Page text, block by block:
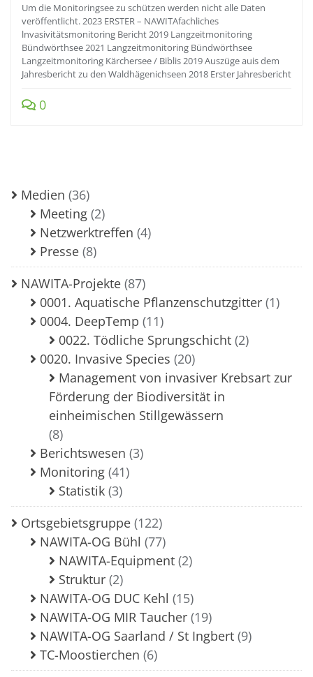
Um die Monitoringsee zu schützen werden nicht alle Daten
veröffentlicht. 2023 ERSTER – NAWITAfachliches
lnvasivitätsmonitoring Bericht 2019 Langzeitmonitoring
Bündwörthsee 2021 Langzeitmonitoring Bündwörthsee
Langzeitmonitoring Kärchersee / Biblis 2019 Auszüge auis dem
Jahresbericht zu den Waldhägenichseen 2018 Erster Jahresbericht
0
Medien (36)
Meeting (2)
Netzwerktreffen (4)
Presse (8)
NAWITA-Projekte (87)
0001. Aquatische Pflanzenschutzgitter (1)
0004. DeepTemp (11)
0022. Tödliche Sprungschicht (2)
0020. Invasive Species (20)
Management von invasiver Krebsart zur
Förderung der Biodiversität in
einheimischen Stillgewässern
(8)
Berichtswesen (3)
Monitoring (41)
Statistik (3)
Ortsgebietsgruppe (122)
NAWITA-OG Bühl (77)
NAWITA-Equipment (2)
Struktur (2)
NAWITA-OG DUC Kehl (15)
NAWITA-OG MIR Taucher (19)
NAWITA-OG Saarland / St Ingbert (9)
TC-Moostierchen (6)